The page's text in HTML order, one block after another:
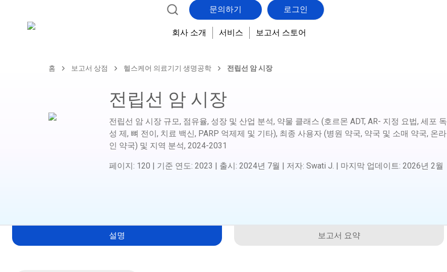
문의하기 로그인
회사 소개 서비스 보고서 스토어
홈 보고서 상점 헬스케어 의료기기 생명공학 전립선 암 시장
전립선 암 시장
전립선 암 시장 규모, 점유율, 성장 및 산업 분석, 약물 클래스 (호르몬 ADT, AR- 지정 요법, 세포 독
성 제, 뼈 전이, 치료 백신, PARP 억제제 및 기타), 최종 사용자 (병원 약국, 약국 및 소매 약국, 온라
인 약국) 및 지역 분석, 2024-2031
페이지: 120 | 기준 연도: 2023 | 출시: 2024년 7월 | 저자: Swati J. | 마지막 업데이트: 2026년 2월
설명 보고서 요약